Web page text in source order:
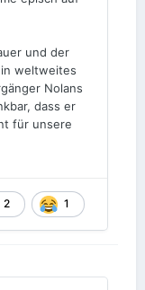
und der
weltweites
Nolans
dass er
für unsere
2 1